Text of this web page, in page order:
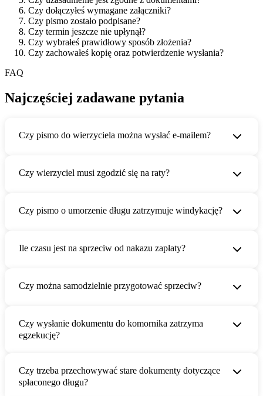
Czy dołączyłeś wymagane załączniki?
Czy pismo zostało podpisane?
Czy termin jeszcze nie upłynął?
Czy wybrałeś prawidłowy sposób złożenia?
Czy zachowałeś kopię oraz potwierdzenie wysłania?
FAQ
Najczęściej zadawane pytania
Czy pismo do wierzyciela można wysłać e-mailem?
Czy wierzyciel musi zgodzić się na raty?
Czy pismo o umorzenie długu zatrzymuje windykację?
Ile czasu jest na sprzeciw od nakazu zapłaty?
Czy można samodzielnie przygotować sprzeciw?
Czy wysłanie dokumentu do komornika zatrzyma
egzekucję?
Czy trzeba przechowywać stare dokumenty dotyczące
spłaconego długu?